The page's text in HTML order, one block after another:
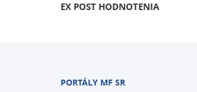
EX POST HODNOTENIA
PORTÁLY MF SR